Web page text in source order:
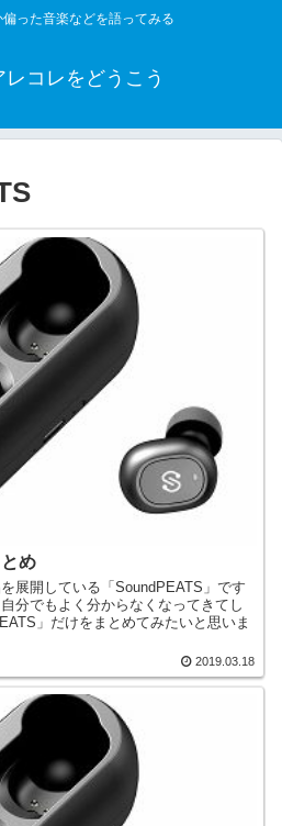
った音楽などを語ってみる
コレをどうこう
め
展開している「SoundPEATS」です
分でもよく分からなくなってきてし
」だけをまとめてみたいと思いま
2019.03.18